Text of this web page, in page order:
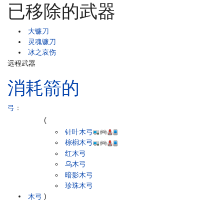
已移除的武器
大镰刀
灵魂镰刀
冰之哀伤
远程武器
消耗箭的
弓 ：
木弓
(
针叶木弓
棕榈木弓
红木弓
乌木弓
暗影木弓
珍珠木弓
)